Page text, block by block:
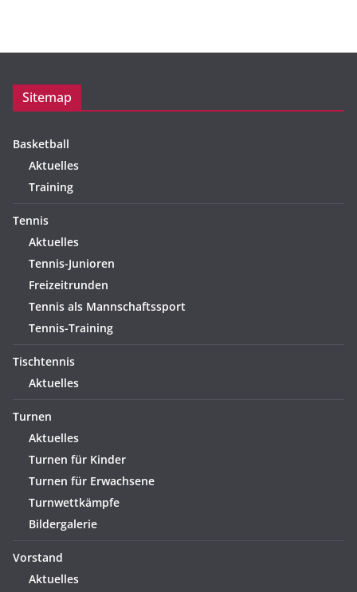
Sitemap
Basketball
Aktuelles
Training
Tennis
Aktuelles
Tennis-Junioren
Freizeitrunden
Tennis als Mannschaftssport
Tennis-Training
Tischtennis
Aktuelles
Turnen
Aktuelles
Turnen für Kinder
Turnen für Erwachsene
Turnwettkämpfe
Bildergalerie
Vorstand
Aktuelles